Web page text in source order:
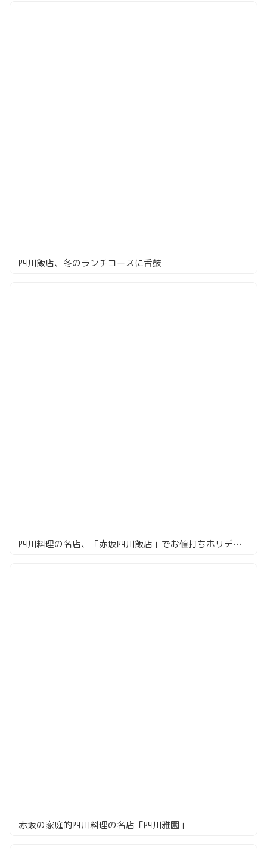
四川飯店、冬のランチコースに舌鼓
四川料理の名店、「赤坂四川飯店」でお値打ちホリデーコース
赤坂の家庭的四川料理の名店「四川雅園」